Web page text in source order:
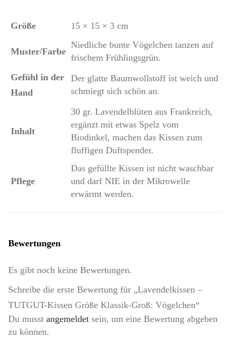
Größe 15 × 15 × 3 cm
Muster/Farbe
Niedliche bunte Vögelchen tanzen auf
frischem Frühlingsgrün.
Gefühl in der
Hand
Der glatte Baumwollstoff ist weich und
schmiegt sich schön an.
Inhalt
30 gr. Lavendelblüten aus Frankreich,
ergänzt mit etwas Spelz vom
Biodinkel, machen das Kissen zum
fluffigen Duftspender.
Pflege
Das gefüllte Kissen ist nicht waschbar
und darf NIE in der Mikrowelle
erwärmt werden.
Bewertungen
Es gibt noch keine Bewertungen.
Schreibe die erste Bewertung für „Lavendelkissen –
TUTGUT-Kissen Größe Klassik-Groß: Vögelchen“
Du musst angemeldet sein, um eine Bewertung abgeben
zu können.